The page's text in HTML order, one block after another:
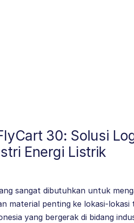
30: Solusi
Energi Listrik
sangat dibutuhkan untuk
material penting ke lokasi-lokasi
yang bergerak di bidang